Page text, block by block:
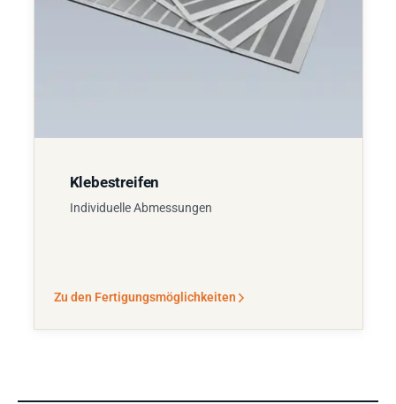
Klebestreifen
Individuelle Abmessungen
Zu den Fertigungsmöglichkeiten